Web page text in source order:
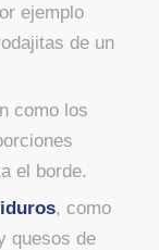
ejemplo
de un
como los
el borde.
, como
quesos de